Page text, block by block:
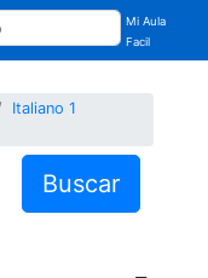
Mi Aula
Facil
Italiano 1
Buscar